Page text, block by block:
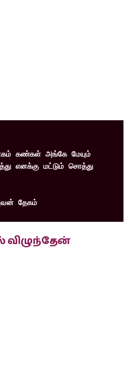
கண்கள் அங்கே மேயும்
எனக்கு மட்டும் சொத்து
தேகம்
விழுந்தேன்